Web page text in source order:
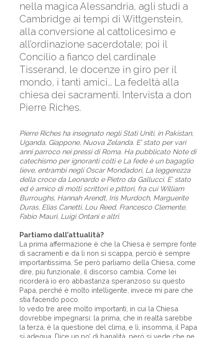
nella magica Alessandria, agli studi a
Cambridge ai tempi di Wittgenstein,
alla conversione al cattolicesimo e
all’ordinazione sacerdotale; poi il
Concilio a fianco del cardinale
Tisserand, le docenze in giro per il
mondo, i tanti amici... La fedeltà alla
chiesa dei sacramenti. Intervista a don
Pierre Riches.
Pierre Riches ha insegnato negli Stati Uniti, in Pakistan,
Uganda, Giappone, Nuova Zelanda. E’ stato per vari
anni parroco nei pressi di Roma. Ha pubblicato Note di
catechismo per ignoranti colti e La fede è un bagaglio
lieve, entrambi negli Oscar Mondadori, La leggerezza
della croce da Leonardo e Pietro da Gallucci. E’ stato
ed è amico di molti scrittori e pittori, fra cui William
Burroughs, Hannah Arendt, Iris Murdoch, Marguerite
Duras, Elias Canetti, Lou Reed, Francesco Clemente,
Fabio Mauri, Luigi Ontani e altri.
Partiamo dall’attualità?
La prima affermazione è che la Chiesa è sempre fonte
di sacramenti e da lì non si scappa, perciò è sempre
importantissima. Se però parliamo della Chiesa, come
dire, più funzionale, il discorso cambia. Come lei
ricorderà io ero abbastanza speranzoso su questo
Papa, perché è molto intelligente, invece mi pare che
stia facendo poco.
Io vedo tre aree molto importanti, in cui la Chiesa
dovrebbe impegnarsi: la prima, che in realtà sarebbe
la terza, è la questione del clima, e lì, insomma, il Papa
si adegua. Dice un po’ di banalità, però si vede che ne